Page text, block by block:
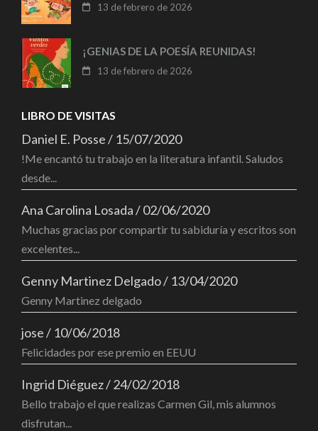
13 de febrero de 2026
¡GENIAS DE LA POESÍA REUNIDAS!
13 de febrero de 2026
LIBRO DE VISITAS
Daniel E. Posse/ 15/07/2020
!Me encantó tu trabajo en la literatura infantil. Saludos
desde...
Ana Carolina Losada/02/06/2020
Muchas gracias por compartir tu sabiduría y escritos son
excelentes...
Genny Martinez Delgado/ 13/04/2020
Genny Martinez delgado
jose/ 10/06/2018
Felicidades por ese premio en EEUU
Ingrid Diéguez/24/02/2018
Bello trabajo el que realizas Carmen Gil, mis alumnos
disfrutan...